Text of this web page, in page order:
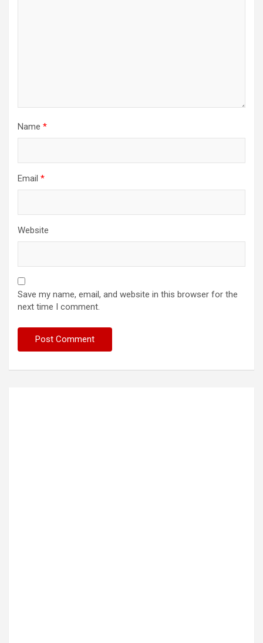
Name *
Email *
Website
Save my name, email, and website in this browser for the
next time I comment.